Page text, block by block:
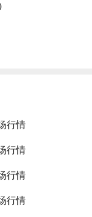
行情
行情
行情
行情